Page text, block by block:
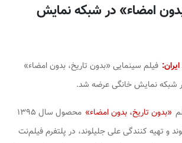
امضاء» در شبکه نمایش
فیلم سینمایی «بدون تاریخ، بدون امضاء»
شبکه نمایش خانگی عرضه شد.
«بدون تاریخ، بدون امضاء»
محصول سال ۱۳۹۵
و تهیه کنندگی علی جلیلوند، در پلتفرم فیلم‌نت